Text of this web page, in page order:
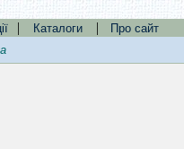
| Каталоги |
Про сайт